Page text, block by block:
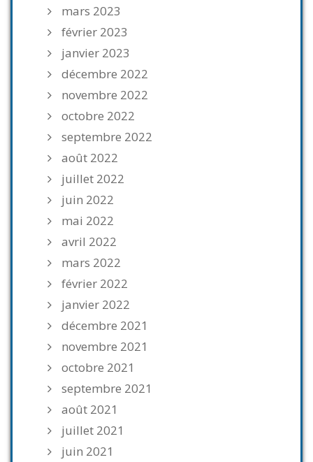
mars 2023
février 2023
janvier 2023
décembre 2022
novembre 2022
octobre 2022
septembre 2022
août 2022
juillet 2022
juin 2022
mai 2022
avril 2022
mars 2022
février 2022
janvier 2022
décembre 2021
novembre 2021
octobre 2021
septembre 2021
août 2021
juillet 2021
juin 2021